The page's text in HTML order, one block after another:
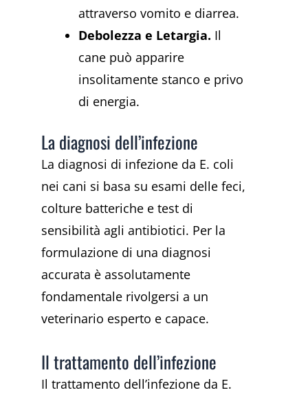
attraverso vomito e diarrea.
Debolezza e Letargia. Il
cane può apparire
insolitamente stanco e privo
di energia.
La diagnosi dell’infezione
La diagnosi di infezione da E. coli
nei cani si basa su esami delle feci,
colture batteriche e test di
sensibilità agli antibiotici. Per la
formulazione di una diagnosi
accurata è assolutamente
fondamentale rivolgersi a un
veterinario esperto e capace.
Il trattamento dell’infezione
Il trattamento dell’infezione da E.